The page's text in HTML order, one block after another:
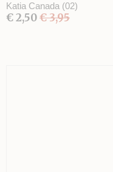
Katia Canada (02)
€ 2,50€ 3,95